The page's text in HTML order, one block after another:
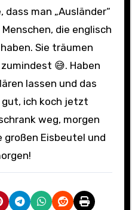
man „Ausländer“
die englisch
Sie träumen
😅. Haben
lassen und das
gut, ich koch jetzt
weg, morgen
Eisbeutel und